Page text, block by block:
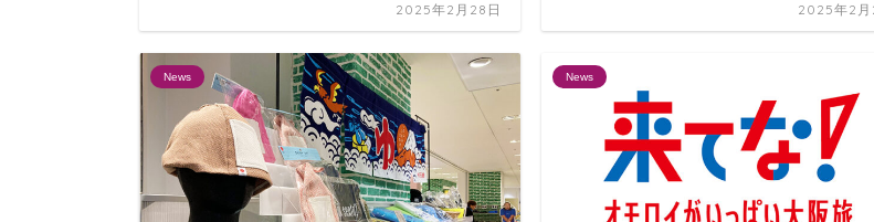
2025年2月28日 2025年2月
News News